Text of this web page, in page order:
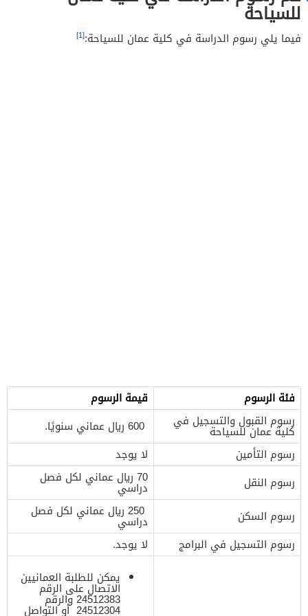
للسياحة
فيما يلي رسوم الدراسة في كلية عمان للسياحة:[1]
فئة الرسوم
قيمة الرسوم
رسوم القبول والتسجيل في
كلية عمان للسياحة
رسوم التأمين
لا يوجد
رسوم النقل
70 ريال عماني لكل فصل
دراسي
رسوم السكن
250 ريال عماني لكل فصل
دراسي
رسوم التسجيل في البرامج
لا يوجد.
يمكن للطلبة العمانيين
الاتصال على الرقم
24512383 والرقم
24512304 أو التواصل